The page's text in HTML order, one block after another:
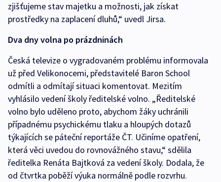
zjišťujeme stav majetku a možnosti, jak získat
prostředky na zaplacení dluhů,“ uvedl Jirsa.
Dva dny volna po prázdninách
Česká televize o vygradovaném problému informovala
už před Velikonocemi, představitelé Baron School
odmítli a odmítají situaci komentovat. Mezitím
vyhlásilo vedení školy ředitelské volno. „Ředitelské
volno bylo uděleno proto, abychom žáky uchránili
případnému psychickému tlaku a hloupých dotazů
týkajících se páteční reportáže ČT. Učiníme opatření,
která věci uvedou do rovnovážného stavu,“ sdělila
ředitelka Renáta Bajtková za vedení školy. Dodala, že
od čtvrtka poběží výuka normálně podle rozvrhu.